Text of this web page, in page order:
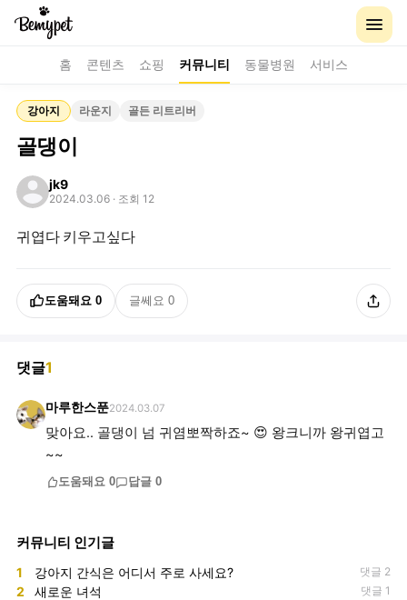
홈 콘텐츠 쇼핑 커뮤니티 동물병원 서비스
강아지 라운지 골든 리트리버
골댕이
jk9
2024.03.06 · 조회 12
귀엽다 키우고싶다
도움돼요 0 글쎄요 0
댓글1
마루한스푼2024.03.07
맞아요.. 골댕이 넘 귀염뽀짝하죠~ 😍 왕크니까 왕귀엽고
~~
도움돼요 0 답글 0
커뮤니티 인기글
1 강아지 간식은 어디서 주로 사세요? 댓글 2
2 새로운 녀석 댓글 1